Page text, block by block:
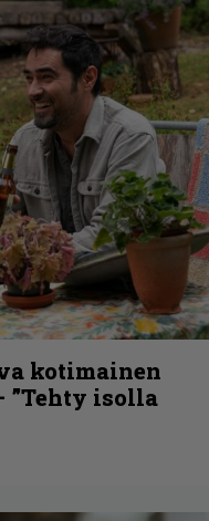
kotimainen
”Tehty isolla